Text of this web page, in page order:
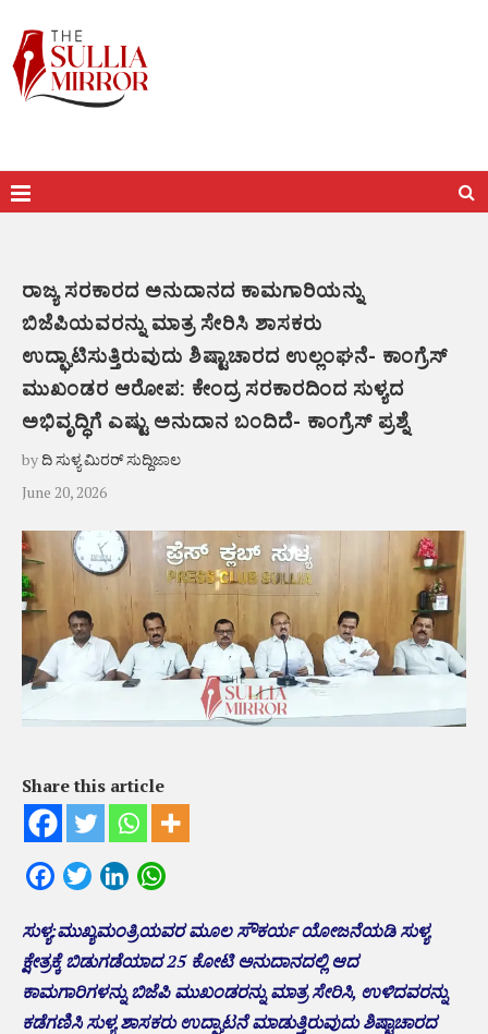
ರಾಜ್ಯ ಸರಕಾರದ ಅನುದಾನದ ಕಾಮಗಾರಿಯನ್ನು
ಬಿಜೆಪಿಯವರನ್ನು ಮಾತ್ರ ಸೇರಿಸಿ ಶಾಸಕರು
ಉದ್ಘಾಟಿಸುತ್ತಿರುವುದು ಶಿಷ್ಟಾಚಾರದ ಉಲ್ಲಂಘನೆ- ಕಾಂಗ್ರೆಸ್
ಮುಖಂಡರ ಆರೋಪ: ಕೇಂದ್ರ ಸರಕಾರದಿಂದ ಸುಳ್ಯದ
ಅಭಿವೃದ್ಧಿಗೆ ಎಷ್ಟು ಅನುದಾನ ಬಂದಿದೆ- ಕಾಂಗ್ರೆಸ್ ಪ್ರಶ್ನೆ
byದಿ ಸುಳ್ಯ ಮಿರರ್ ಸುದ್ದಿಜಾಲ
June 20, 2026
Share this article
FacebookTwitterLinkedIn
ಸುಳ್ಯ:ಮುಖ್ಯಮಂತ್ರಿಯವರ ಮೂಲ ಸೌಕರ್ಯ ಯೋಜನೆಯಡಿ ಸುಳ್ಯ
ಕ್ಷೇತ್ರಕ್ಕೆ ಬಿಡುಗಡೆಯಾದ 25 ಕೋಟಿ ಅನುದಾನದಲ್ಲಿ ಆದ
ಕಾಮಗಾರಿಗಳನ್ನು ಬಿಜೆಪಿ ಮುಖಂಡರನ್ನು ಮಾತ್ರ ಸೇರಿಸಿ, ಉಳಿದವರನ್ನು
ಕಡೆಗಣಿಸಿ ಸುಳ್ಯ ಶಾಸಕರು ಉದ್ಘಾಟನೆ ಮಾಡುತ್ತಿರುವುದು ಶಿಷ್ಟಾಚಾರದ